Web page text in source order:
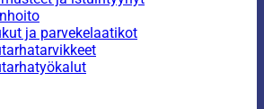
ja parvekelaatikot